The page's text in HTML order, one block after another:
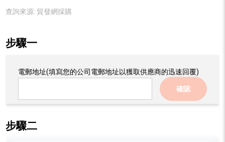
查詢來源: 貿發網採購
步驟一
電郵地址(填寫您的公司電郵地址以獲取供應商的迅速回覆)
確認
步驟二